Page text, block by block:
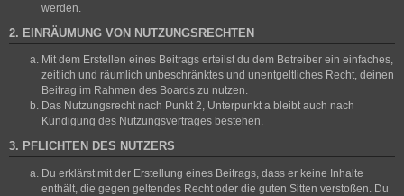
werden.
2. EINRÄUMUNG VON NUTZUNGSRECHTEN
Mit dem Erstellen eines Beitrags erteilst du dem Betreiber ein einfaches,
zeitlich und räumlich unbeschränktes und unentgeltliches Recht, deinen
Beitrag im Rahmen des Boards zu nutzen.
Das Nutzungsrecht nach Punkt 2, Unterpunkt a bleibt auch nach
Kündigung des Nutzungsvertrages bestehen.
3. PFLICHTEN DES NUTZERS
Du erklärst mit der Erstellung eines Beitrags, dass er keine Inhalte
enthält, die gegen geltendes Recht oder die guten Sitten verstoßen. Du